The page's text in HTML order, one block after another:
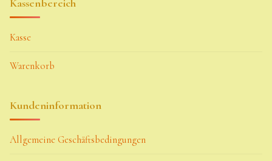
Kassenbereich
Kasse
Warenkorb
Kundeninformation
Allgemeine Geschäftsbedingungen